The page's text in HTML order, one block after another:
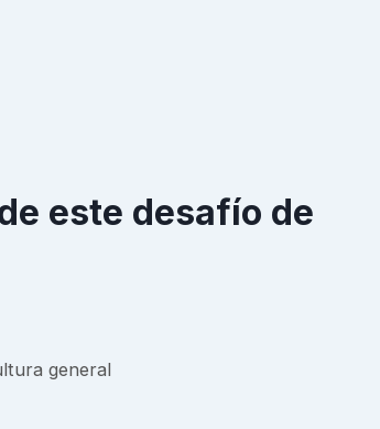
este desafío de
general